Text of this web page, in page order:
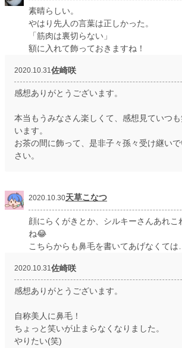
素晴らしい。
やはり先人の言葉は正しかった。
「筋肉は裏切らない」
額に入れて飾っておきますね！
2020.10.31佐崎咲
感想ありがとうございます。
本当もうみなさん楽しくて、感想見ていつも
います。
お茶の間に飾って、是非子々孫々受け継い
さい。
2020.10.30天草こなつ
顔にらくがきとか、シルキーさんあれこ
ね😂
こちらからも鼻毛を書いてあげなくては
2020.10.31佐崎咲
感想ありがとうございます。
自称美人に鼻毛！
ちょっと笑いが止まらなくなりました。
やりたい(笑)